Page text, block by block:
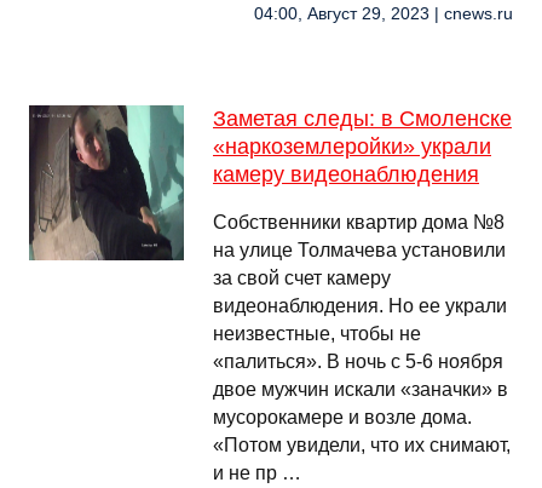
04:00, Август 29, 2023 | cnews.ru
Заметая следы: в Смоленске
«наркоземлеройки» украли
камеру видеонаблюдения
Собственники квартир дома №8
на улице Толмачева установили
за свой счет камеру
видеонаблюдения. Но ее украли
неизвестные, чтобы не
«палиться». В ночь с 5-6 ноября
двое мужчин искали «заначки» в
мусорокамере и возле дома.
«Потом увидели, что их снимают,
и не пр …